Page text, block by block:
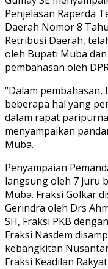
Penjelasan Raperda
Daerah Nomor 8
Retribusi Daerah,
oleh Bupati Muba
pembahasan oleh
“Dalam pembahasan,
beberapa hal yang
dalam rapat
menyampaikan
Muba.
Penyampaian
langsung oleh 7 juru
Muba. Fraksi Golkar
Gerindra oleh Drs
SH, Fraksi PKB
Fraksi Nasdem
kebangkitan
Fraksi Keadilan